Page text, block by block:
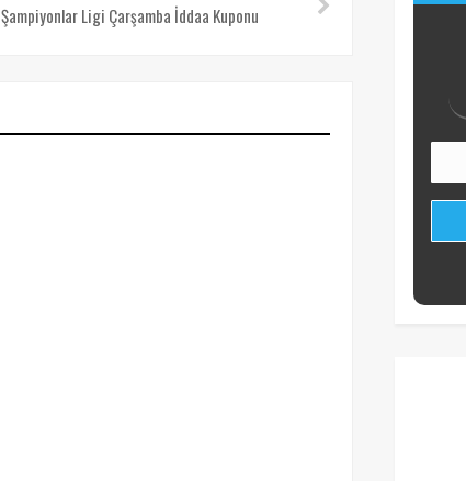
Şampiyonlar Ligi Çarşamba İddaa Kuponu